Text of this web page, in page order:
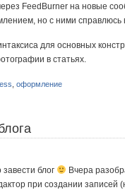
FeedBurner на новые
но с ними
для основных
в статьях.
оформление
блог
Вчера
при создании записей